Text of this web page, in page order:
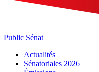
Public Sénat
Actualités
Sénatoriales 2026